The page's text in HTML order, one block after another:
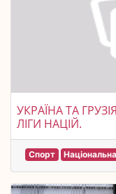
УКРАЇНА ТА
ЛІГИ НАЦІЙ.
Спорт